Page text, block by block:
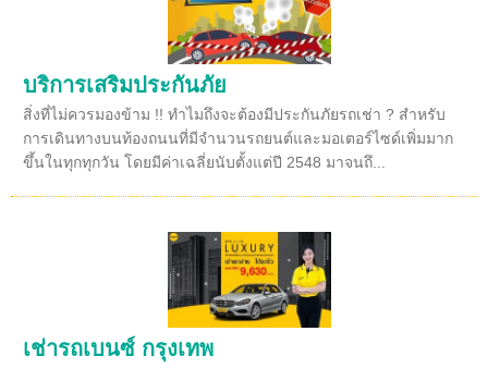
บริการเสริมประกันภัย
สิ่งที่ไม่ควรมองข้าม !! ทำไมถึงจะต้องมีประกันภัยรถเช่า ? สำหรับ
การเดินทางบนท้องถนนที่มีจำนวนรถยนต์และมอเตอร์ไซด์เพิ่มมาก
ขึ้นในทุกทุกวัน โดยมีค่าเฉลี่ยนับตั้งแต่ปี 2548 มาจนถึ...
เช่ารถเบนซ์ กรุงเทพ